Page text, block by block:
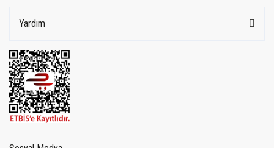
Yardım